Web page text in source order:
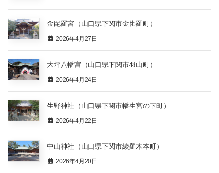
金毘羅宮（山口県下関市金比羅町）
2026年4月27日
大坪八幡宮（山口県下関市羽山町）
2026年4月24日
生野神社（山口県下関市幡生宮の下町）
2026年4月22日
中山神社（山口県下関市綾羅木本町）
2026年4月20日